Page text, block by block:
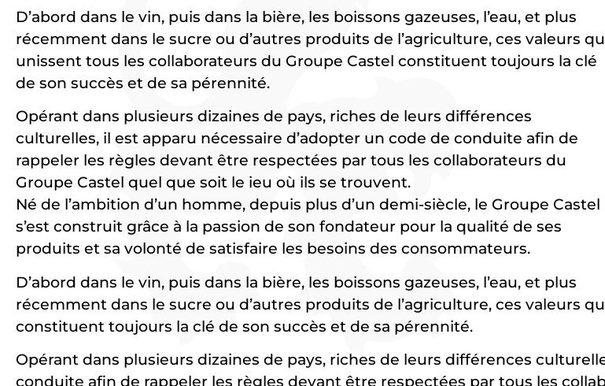
D’abord dans le vin, puis dans la bière, les boissons gazeuses, l’eau, et plus
récemment dans le sucre ou d’autres produits de l’agriculture, ces valeurs
unissent tous les collaborateurs du Groupe Castel constituent toujours la clé
de son succès et de sa pérennité.
Opérant dans plusieurs dizaines de pays, riches de leurs différences
culturelles, il est apparu nécessaire d’adopter un code de conduite afin de
rappeler les règles devant être respectées par tous les collaborateurs du
Groupe Castel quel que soit le ieu où ils se trouvent.
Né de l’ambition d’un homme, depuis plus d’un demi-siècle, le Groupe Castel
s’est construit grâce à la passion de son fondateur pour la qualité de ses
produits et sa volonté de satisfaire les besoins des consommateurs.
D’abord dans le vin, puis dans la bière, les boissons gazeuses, l’eau, et plus
récemment dans le sucre ou d’autres produits de l’agriculture, ces valeurs
constituent toujours la clé de son succès et de sa pérennité.
Opérant dans plusieurs dizaines de pays, riches de leurs différences
conduite afin de rappeler les règles devant être respectées par tous les